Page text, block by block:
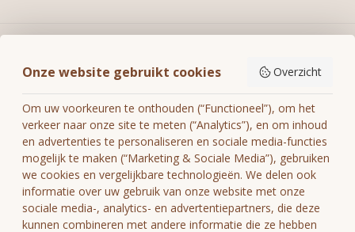
Mijn account
€
Onze website gebruikt cookies Overzicht
Om uw voorkeuren te onthouden (“Functioneel”), om het
verkeer naar onze site te meten (“Analytics”), en om inhoud
en advertenties te personaliseren en sociale media-functies
mogelijk te maken (“Marketing & Sociale Media”), gebruiken
we cookies en vergelijkbare technologieën. We delen ook
informatie over uw gebruik van onze website met onze
sociale media-, analytics- en advertentiepartners, die deze
kunnen combineren met andere informatie die ze hebben